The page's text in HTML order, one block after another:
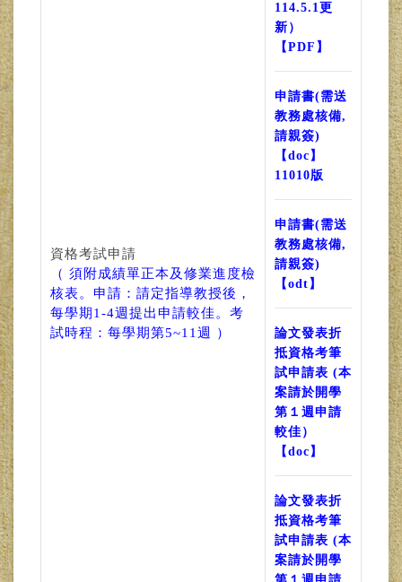
資格考試申請
（ 須附成績單正本及修業進度檢
核表。申請：請定指導教授後，
每學期1-4週提出申請較佳。考
試時程：每學期第5~11週 ）
114.5.1更
新）
【PDF】
申請書(需送
教務處核備,
請親簽)
【doc】
11010版
申請書(需送
教務處核備,
請親簽)
【odt】
論文發表折
抵資格考筆
試申請表 (本
案請於開學
第１週申請
較佳）
【doc】
論文發表折
抵資格考筆
試申請表 (本
案請於開學